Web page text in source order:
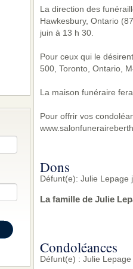
La direction des
Hawkesbury, Ontario
juin à 13 h 30.
Pour ceux qui le
500, Toronto, Ontario,
La maison funéraire
Pour offrir vos
Dons
Défunt(e): Julie Lepage
La famille de Julie
Condoléances
Défunt(e) : Julie